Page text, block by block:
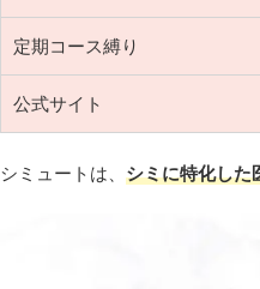
定期コース縛り
公式サイト
シミュートは、 シミに特化した